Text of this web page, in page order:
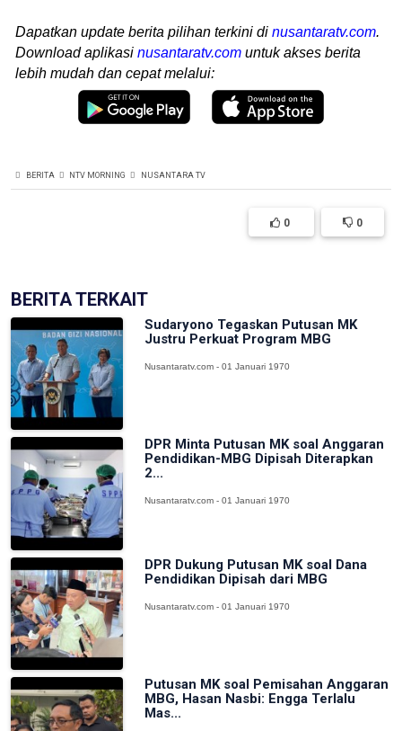
Dapatkan update berita pilihan terkini di nusantaratv.com.
Download aplikasi nusantaratv.com untuk akses berita
lebih mudah dan cepat melalui:
BERITA NTV MORNING NUSANTARA TV
0 0
BERITA TERKAIT
Sudaryono Tegaskan Putusan MK
Justru Perkuat Program MBG
Nusantaratv.com - 01 Januari 1970
DPR Minta Putusan MK soal Anggaran
Pendidikan-MBG Dipisah Diterapkan
2...
Nusantaratv.com - 01 Januari 1970
DPR Dukung Putusan MK soal Dana
Pendidikan Dipisah dari MBG
Nusantaratv.com - 01 Januari 1970
Putusan MK soal Pemisahan Anggaran
MBG, Hasan Nasbi: Engga Terlalu
Mas...